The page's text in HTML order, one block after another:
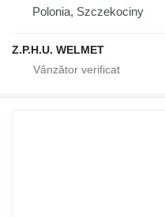
Polonia, Szczekociny
Z.P.H.U. WELMET